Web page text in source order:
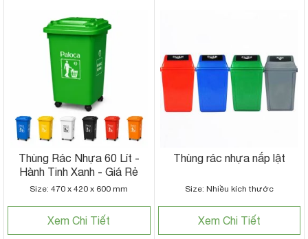
Thùng Rác Nhựa 60 Lít -
Hành Tinh Xanh - Giá Rẻ
Size: 470 x 420 x 600 mm
Xem Chi Tiết
Thùng rác nhựa nắp lật
Size: Nhiều kích thước
Xem Chi Tiết